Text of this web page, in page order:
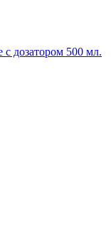
дозатором 500 мл.